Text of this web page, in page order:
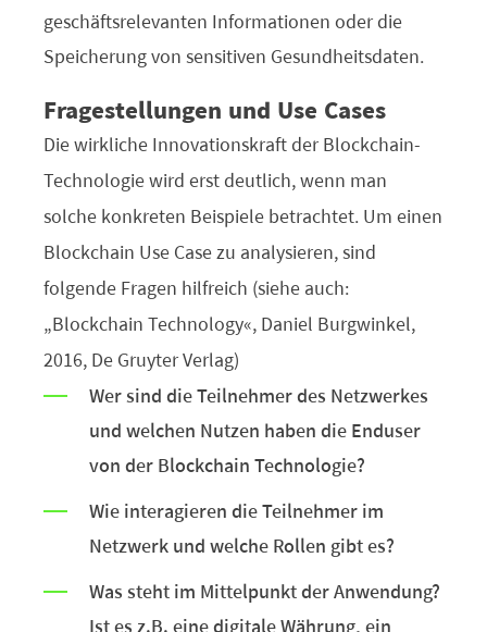
geschäftsrelevanten Informationen oder die
Speicherung von sensitiven Gesundheitsdaten.
Fragestellungen und Use Cases
Die wirkliche Innovationskraft der Blockchain-
Technologie wird erst deutlich, wenn man
solche konkreten Beispiele betrachtet. Um einen
Blockchain Use Case zu analysieren, sind
folgende Fragen hilfreich (siehe auch:
„Blockchain Technology“, Daniel Burgwinkel,
2016, De Gruyter Verlag)
Wer sind die Teilnehmer des Netzwerkes
und welchen Nutzen haben die Enduser
von der Blockchain Technologie?
Wie interagieren die Teilnehmer im
Netzwerk und welche Rollen gibt es?
Was steht im Mittelpunkt der Anwendung?
Ist es z.B. eine digitale Währung, ein